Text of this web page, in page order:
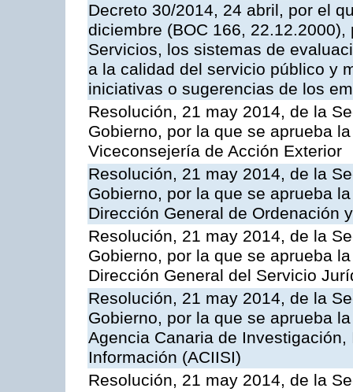
Decreto 30/2014, 24 abril, por el
diciembre (BOC 166,
Servicios, los sistemas de
a la calidad del servicio público y
iniciativas o sugerencias de los
Resolución, 21 may 2014, de la
Gobierno, por la que se aprueba
Viceconsejería de Acción Exterior
Resolución, 21 may 2014, de la
Gobierno, por la que se aprueba
Dirección General de Ordenación
Resolución, 21 may 2014, de la
Gobierno, por la que se aprueba
Dirección General del Servicio
Resolución, 21 may 2014, de la
Gobierno, por la que se aprueba
Agencia Canaria de
Información (ACIISI)
Resolución, 21 may 2014, de la